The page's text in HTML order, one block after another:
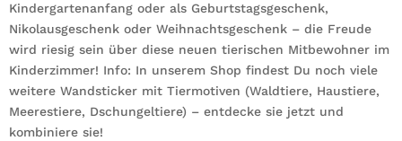
Kindergartenanfang oder als Geburtstagsgeschenk,
Nikolausgeschenk oder Weihnachtsgeschenk – die Freude
wird riesig sein über diese neuen tierischen Mitbewohner im
Kinderzimmer! Info: In unserem Shop findest Du noch viele
weitere Wandsticker mit Tiermotiven (Waldtiere, Haustiere,
Meerestiere, Dschungeltiere) – entdecke sie jetzt und
kombiniere sie!